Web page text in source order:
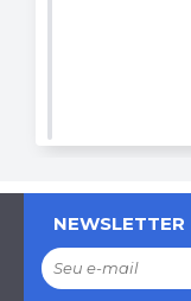
NEWSLETTER